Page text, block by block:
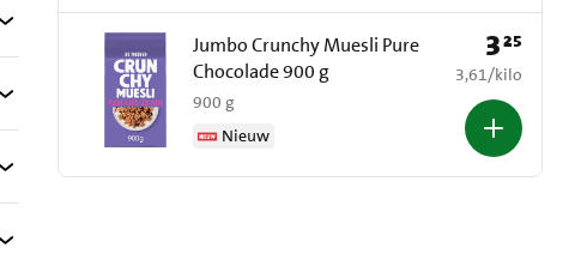
Jumbo Crunchy Muesli Pure
Chocolade 900 g
900 g
Nieuw
Prijs: € 3,25
325
€ 3,61 per kilo
3,61/kilo